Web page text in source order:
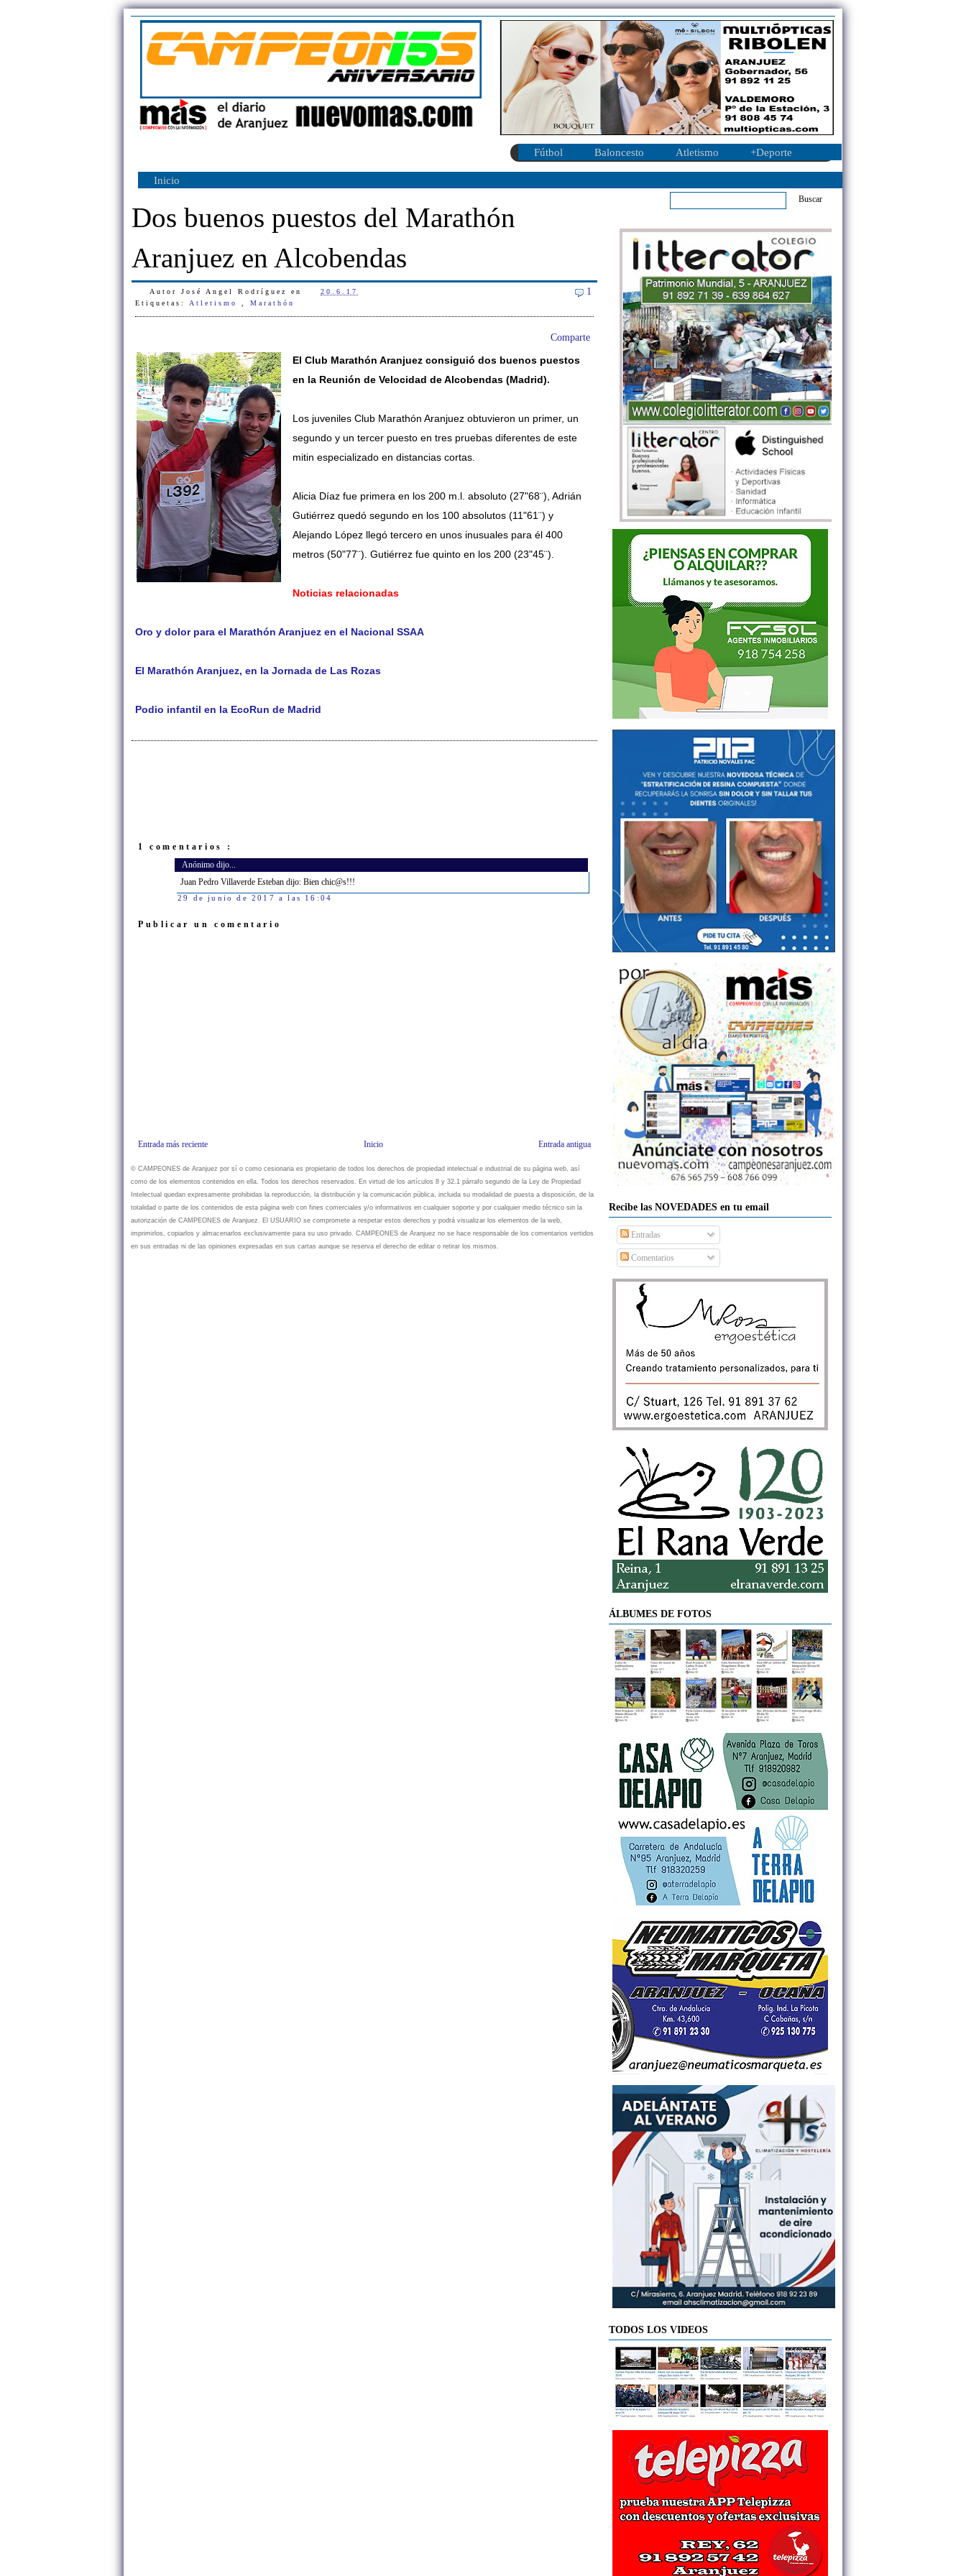
Fútbol Baloncesto Atletismo +Deporte
Inicio
Dos buenos puestos del Marathón
Aranjuez en Alcobendas
Autor José Angel Rodríguez en 20.6.17 1
Etiquetas: Atletismo Marathón
Comparte
El Club Marathón Aranjuez consiguió dos buenos puestos
en la Reunión de Velocidad de Alcobendas (Madrid).
Los juveniles Club Marathón Aranjuez obtuvieron un primer, un
segundo y un tercer puesto en tres pruebas diferentes de este
mitin especializado en distancias cortas.
Alicia Díaz fue primera en los 200 m.l. absoluto (27"68¨), Adrián
Gutiérrez quedó segundo en los 100 absolutos (11"61¨) y
Alejando López llegó tercero en unos inusuales para él 400
metros (50"77¨). Gutiérrez fue quinto en los 200 (23"45¨).
Noticias relacionadas
Oro y dolor para el Marathón Aranjuez en el Nacional SSAA
El Marathón Aranjuez, en la Jornada de Las Rozas
Podio infantil en la EcoRun de Madrid
1 comentarios :
Anónimo dijo...
Juan Pedro Villaverde Esteban dijo: Bien chic@s!!!
29 de junio de 2017 a las 16:04
Publicar un comentario
Entrada más reciente Entrada antigua
Inicio
© CAMPEONES de Aranjuez por sí o como cesionaria es propietario de todos los derechos de propiedad intelectual e industrial de su página web, así
como de los elementos contenidos en ella. Todos los derechos reservados. En virtud de los artículos 8 y 32.1 párrafo segundo de la Ley de Propiedad
Intelectual quedan expresamente prohibidas la reproducción, la distribución y la comunicación pública, incluida su modalidad de puesta a disposición, de la
totalidad o parte de los contenidos de esta página web con fines comerciales y/o informativos en cualquier soporte y por cualquier medio técnico sin la
autorización de CAMPEONES de Aranjuez. El USUARIO se compromete a respetar estos derechos y podrá visualizar los elementos de la web,
imprimirlos, copiarlos y almacenarlos exclusivamente para su uso privado. CAMPEONES de Aranjuez no se hace responsable de los comentarios vertidos
en sus entradas ni de las opiniones expresadas en sus cartas aunque se reserva el derecho de editar o retirar los mismos.
Recibe las NOVEDADES en tu email
Entradas
Comentarios
ÁLBUMES DE FOTOS
TODOS LOS VIDEOS